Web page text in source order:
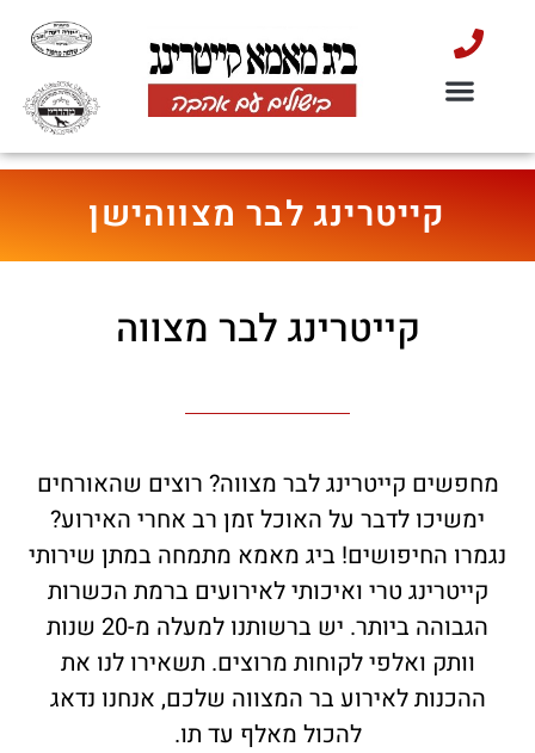
קייטרינג לבר מצווהישן
קייטרינג לבר מצווה
מחפשים קייטרינג לבר מצווה? רוצים שהאורחים
ימשיכו לדבר על האוכל זמן רב אחרי האירוע?
נגמרו החיפושים! ביג מאמא מתמחה במתן שירותי
קייטרינג טרי ואיכותי לאירועים ברמת הכשרות
הגבוהה ביותר. יש ברשותנו למעלה מ-20 שנות
וותק ואלפי לקוחות מרוצים. תשאירו לנו את
ההכנות לאירוע בר המצווה שלכם, אנחנו נדאג
להכול מאלף עד תו.